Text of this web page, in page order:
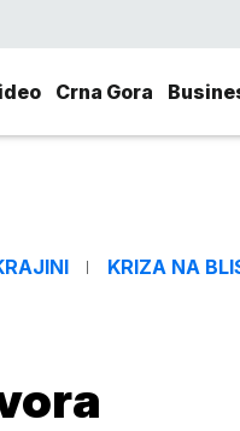
Crna Gora
KRIZA NA